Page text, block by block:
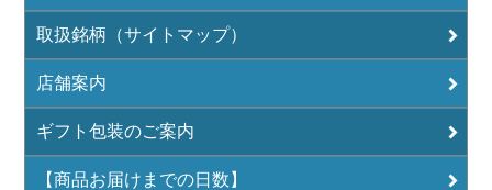
取扱銘柄（サイトマップ）
店舗案内
ギフト包装のご案内
【商品お届けまでの日数】